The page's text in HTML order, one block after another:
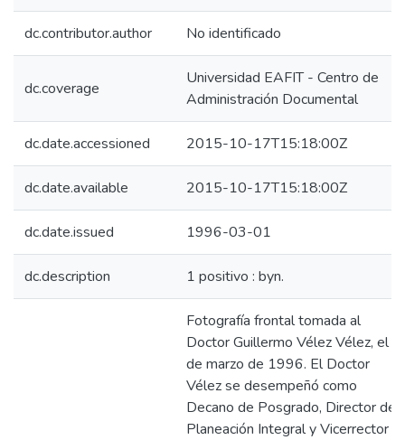
dc.contributor.author No identificado
dc.coverage
Universidad EAFIT - Centro de
Administración Documental
dc.date.accessioned 2015-10-17T15:18:00Z
dc.date.available 2015-10-17T15:18:00Z
dc.date.issued 1996-03-01
dc.description 1 positivo : byn.
Fotografía frontal tomada al
Doctor Guillermo Vélez Vélez, el 1
de marzo de 1996. El Doctor
Vélez se desempeñó como
Decano de Posgrado, Director de
Planeación Integral y Vicerrector